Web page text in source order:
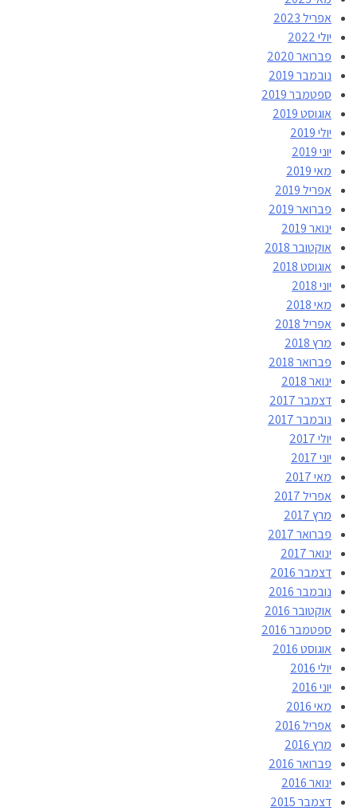
אפריל 2023
יולי 2022
פברואר 2020
נובמבר 2019
ספטמבר 2019
אוגוסט 2019
יולי 2019
יוני 2019
מאי 2019
אפריל 2019
פברואר 2019
ינואר 2019
אוקטובר 2018
אוגוסט 2018
יוני 2018
מאי 2018
אפריל 2018
מרץ 2018
פברואר 2018
ינואר 2018
דצמבר 2017
נובמבר 2017
יולי 2017
יוני 2017
מאי 2017
אפריל 2017
מרץ 2017
פברואר 2017
ינואר 2017
דצמבר 2016
נובמבר 2016
אוקטובר 2016
ספטמבר 2016
אוגוסט 2016
יולי 2016
יוני 2016
מאי 2016
אפריל 2016
מרץ 2016
פברואר 2016
ינואר 2016
דצמבר 2015